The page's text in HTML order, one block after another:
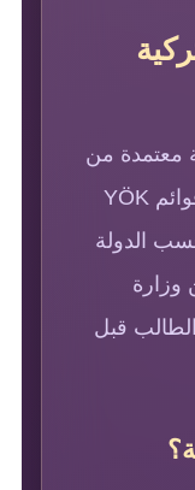
معتمدة من
YÖDAK، وبعضها يظهر ضمن قوائم YÖK
الدولة
وزارة
الطالب قبل